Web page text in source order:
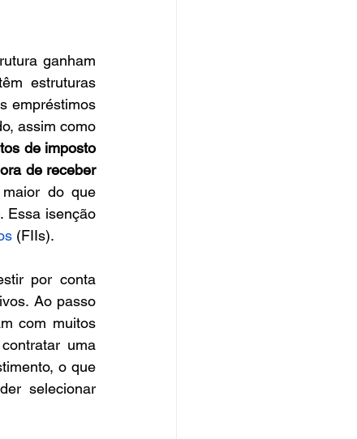
ganham
estruturas
empréstimos
assim como
de imposto
de receber
do que
. Essa isenção
(FIIs).
por conta
Ao passo
com muitos
uma
o que
selecionar